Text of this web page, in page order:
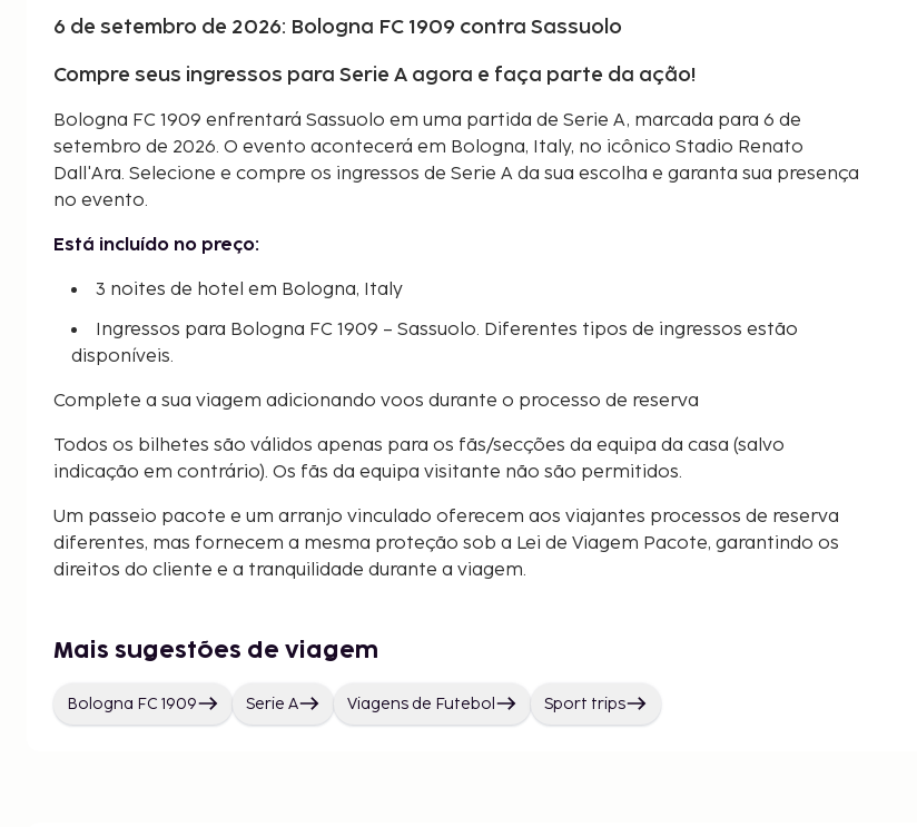
6 de setembro de 2026: Bologna FC 1909 contra Sassuolo
Compre seus ingressos para Serie A agora e faça parte da ação!
Bologna FC 1909 enfrentará Sassuolo em uma partida de Serie A, marcada para 6 de
setembro de 2026. O evento acontecerá em Bologna, Italy, no icônico Stadio Renato
Dall'Ara. Selecione e compre os ingressos de Serie A da sua escolha e garanta sua presença
no evento.
Está incluído no preço:
3 noites de hotel em Bologna, Italy
Ingressos para Bologna FC 1909 – Sassuolo. Diferentes tipos de ingressos estão
disponíveis.
Complete a sua viagem adicionando voos durante o processo de reserva
Todos os bilhetes são válidos apenas para os fãs/secções da equipa da casa (salvo
indicação em contrário). Os fãs da equipa visitante não são permitidos.
Um passeio pacote e um arranjo vinculado oferecem aos viajantes processos de reserva
diferentes, mas fornecem a mesma proteção sob a Lei de Viagem Pacote, garantindo os
direitos do cliente e a tranquilidade durante a viagem.
Mais sugestões de viagem
Bologna FC 1909 Serie A Viagens de Futebol Sport trips